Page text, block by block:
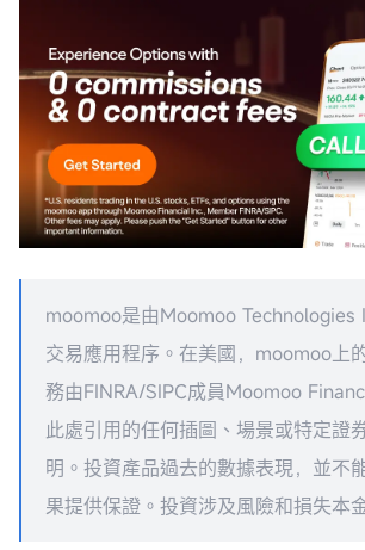
moomoo是由Moomoo Technologies
交易應用程序。在美國，moomoo上
務由FINRA/SIPC成員Moomoo
此處引用的任何插圖、場景或特定證
明。投資產品過去的數據表現，並不
果提供保證。投資涉及風險和損失本